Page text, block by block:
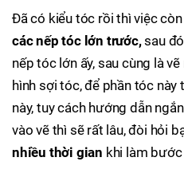
Đã có kiểu tóc rồi thì việc
các nếp tóc lớn trước,sau
nếp tóc lớn ấy, sau cùng là
hình sợi tóc, để phần tóc
này, tuy cách hướng dẫn
vào vẽ thì sẽ rất lâu, đòi hỏi
nhiều thời gian khi làm bước